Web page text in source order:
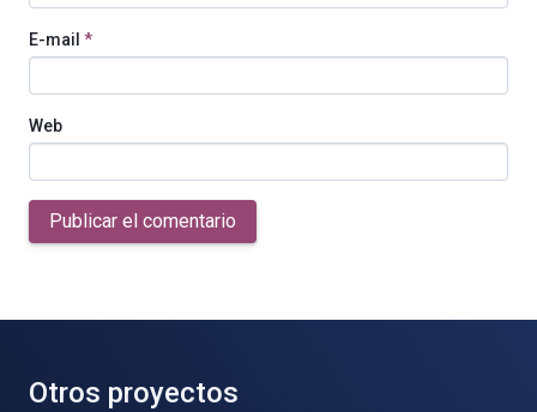
E-mail *
Web
Publicar el comentario
Otros proyectos